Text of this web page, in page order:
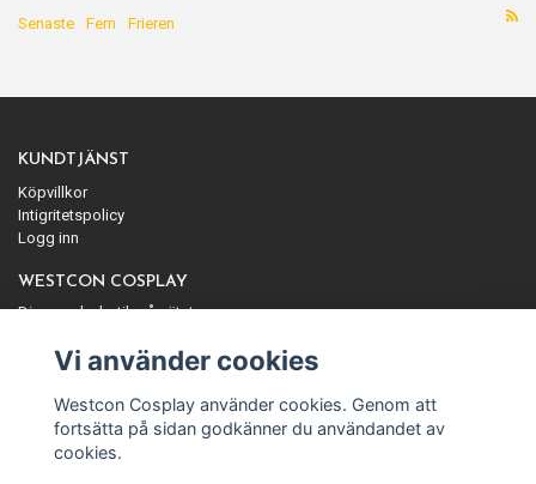
Senaste Fern Frieren
KUNDTJÄNST
Köpvillkor
Intigritetspolicy
Logg inn
WESTCON COSPLAY
Din cosplaybutik på nätet
Vi använder cookies
Westcon Cosplay använder cookies. Genom att
fortsätta på sidan godkänner du användandet av
cookies.